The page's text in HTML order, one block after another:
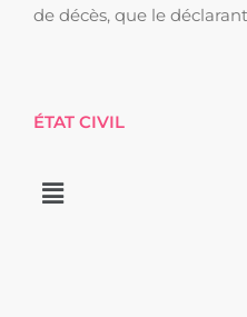
de décès, que le
ÉTAT CIVIL